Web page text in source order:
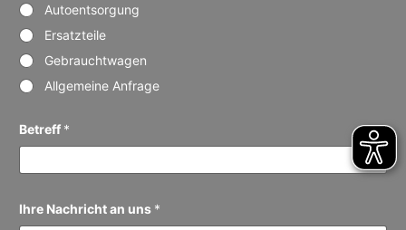
e
f
Autoentsorgung
Ersatzteile
Gebrauchtwagen
Allgemeine Anfrage
Betreff *
Ihre Nachricht an uns *